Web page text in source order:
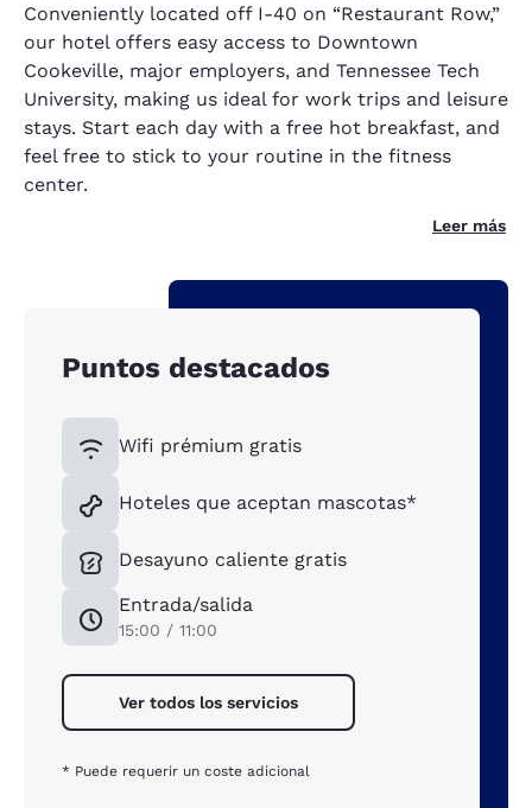
Conveniently located off I-40 on “Restaurant Row,”
our hotel offers easy access to Downtown
Cookeville, major employers, and Tennessee Tech
University, making us ideal for work trips and leisure
stays. Start each day with a free hot breakfast, and
feel free to stick to your routine in the fitness
center.
Leer más
Puntos destacados
Wifi prémium gratis
Hoteles que aceptan mascotas*
Desayuno caliente gratis
Entrada/salida
15:00 / 11:00
Ver todos los servicios
* Puede requerir un coste adicional